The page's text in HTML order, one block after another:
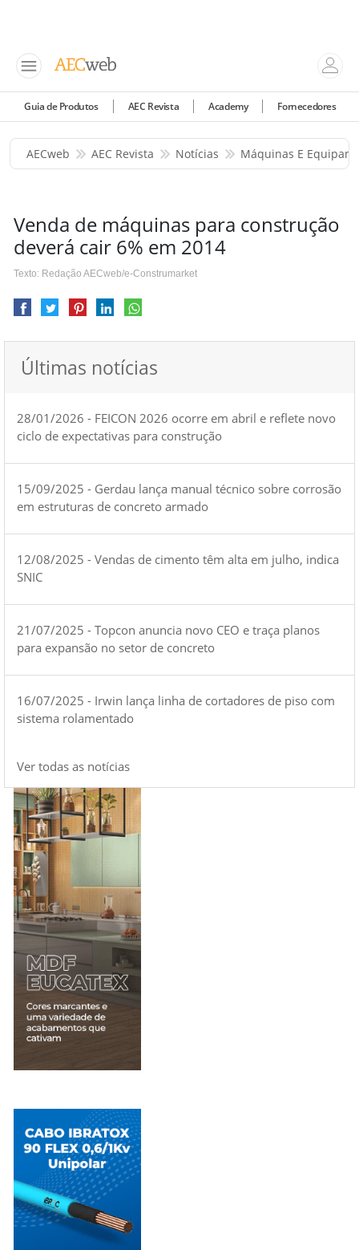
Guia de Produtos AEC Revista Academy Fornecedores
AECweb AEC Revista Notícias Máquinas E
Venda de máquinas para construção
deverá cair 6% em 2014
Texto: Redação AECweb/e-Construmarket
Últimas notícias
28/01/2026 - FEICON 2026 ocorre em abril e reflete novo
ciclo de expectativas para construção
15/09/2025 - Gerdau lança manual técnico sobre corrosão
em estruturas de concreto armado
12/08/2025 - Vendas de cimento têm alta em julho, indica
SNIC
21/07/2025 - Topcon anuncia novo CEO e traça planos
para expansão no setor de concreto
16/07/2025 - Irwin lança linha de cortadores de piso com
sistema rolamentado
Ver todas as notícias